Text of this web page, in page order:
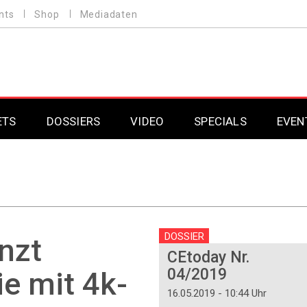
Shop Mediadaten
DOSSIERS VIDEO SPECIALS
Professional AV &
Professional AV &
Professional AV &
mit 4k-
DOSSIER
CEtoday Nr.
04/2019
16.05.2019 - 10:44 Uhr